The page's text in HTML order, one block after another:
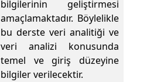
bilgilerinin geliştirmesi
amaçlamaktadır. Böylelikle
bu derste veri analitiği ve
veri analizi konusunda
temel ve giriş düzeyine
bilgiler verilecektir.